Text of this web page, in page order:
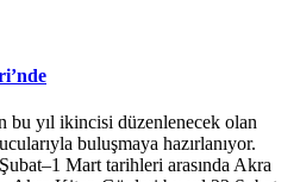
bu yıl ikincisi düzenlenecek olan
buluşmaya hazırlanıyor.
Mart tarihleri arasında Akra